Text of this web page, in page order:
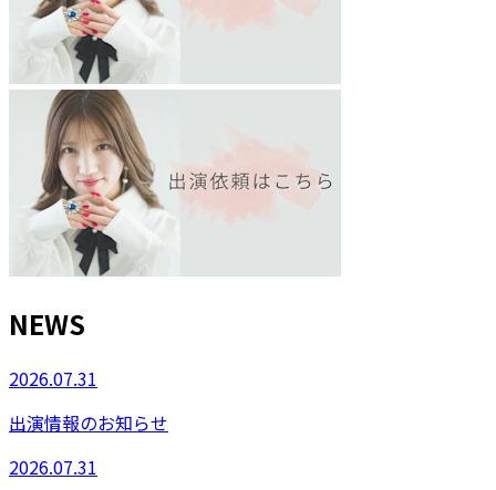
NEWS
2026.07.31
出演情報のお知らせ
2026.07.31